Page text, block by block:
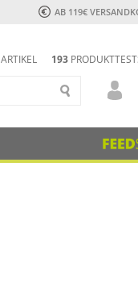
AB 119€
193
ARTIKEL